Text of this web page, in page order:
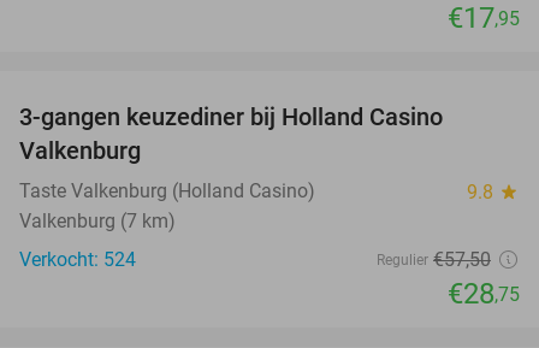
€17,95
3-gangen keuzediner bij Holland Casino
Valkenburg
Taste Valkenburg (Holland Casino) 9.8 star
Valkenburg (7 km)
Verkocht: 524
Regulier €57,50
€28,75